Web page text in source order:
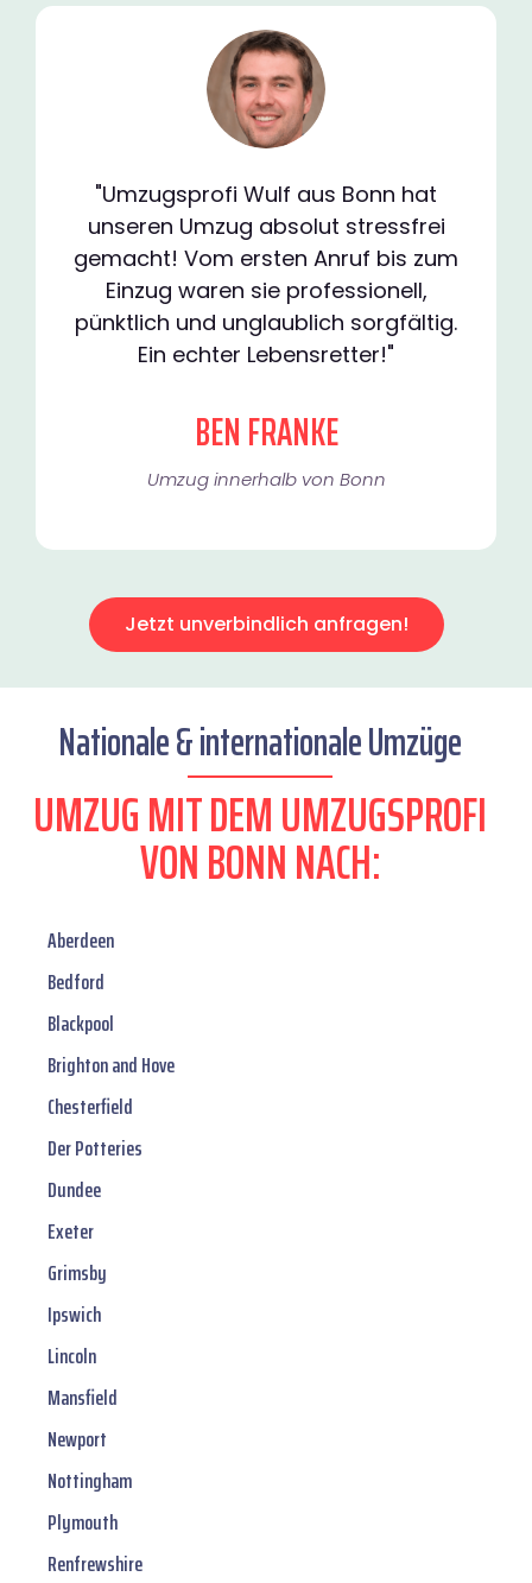
"Umzugsprofi Wulf aus Bonn hat
unseren Umzug absolut stressfrei
gemacht! Vom ersten Anruf bis zum
Einzug waren sie professionell,
pünktlich und unglaublich sorgfältig.
Ein echter Lebensretter!"
BEN FRANKE
Umzug innerhalb von Bonn​
Jetzt unverbindlich anfragen!
Nationale & internationale Umzüge
UMZUG MIT DEM UMZUGSPROFI
VON BONN NACH:
Aberdeen
Bedford
Blackpool
Brighton and Hove
Chesterfield
Der Potteries
Dundee
Exeter
Grimsby
Ipswich
Lincoln
Mansfield
Newport
Nottingham
Plymouth
Renfrewshire